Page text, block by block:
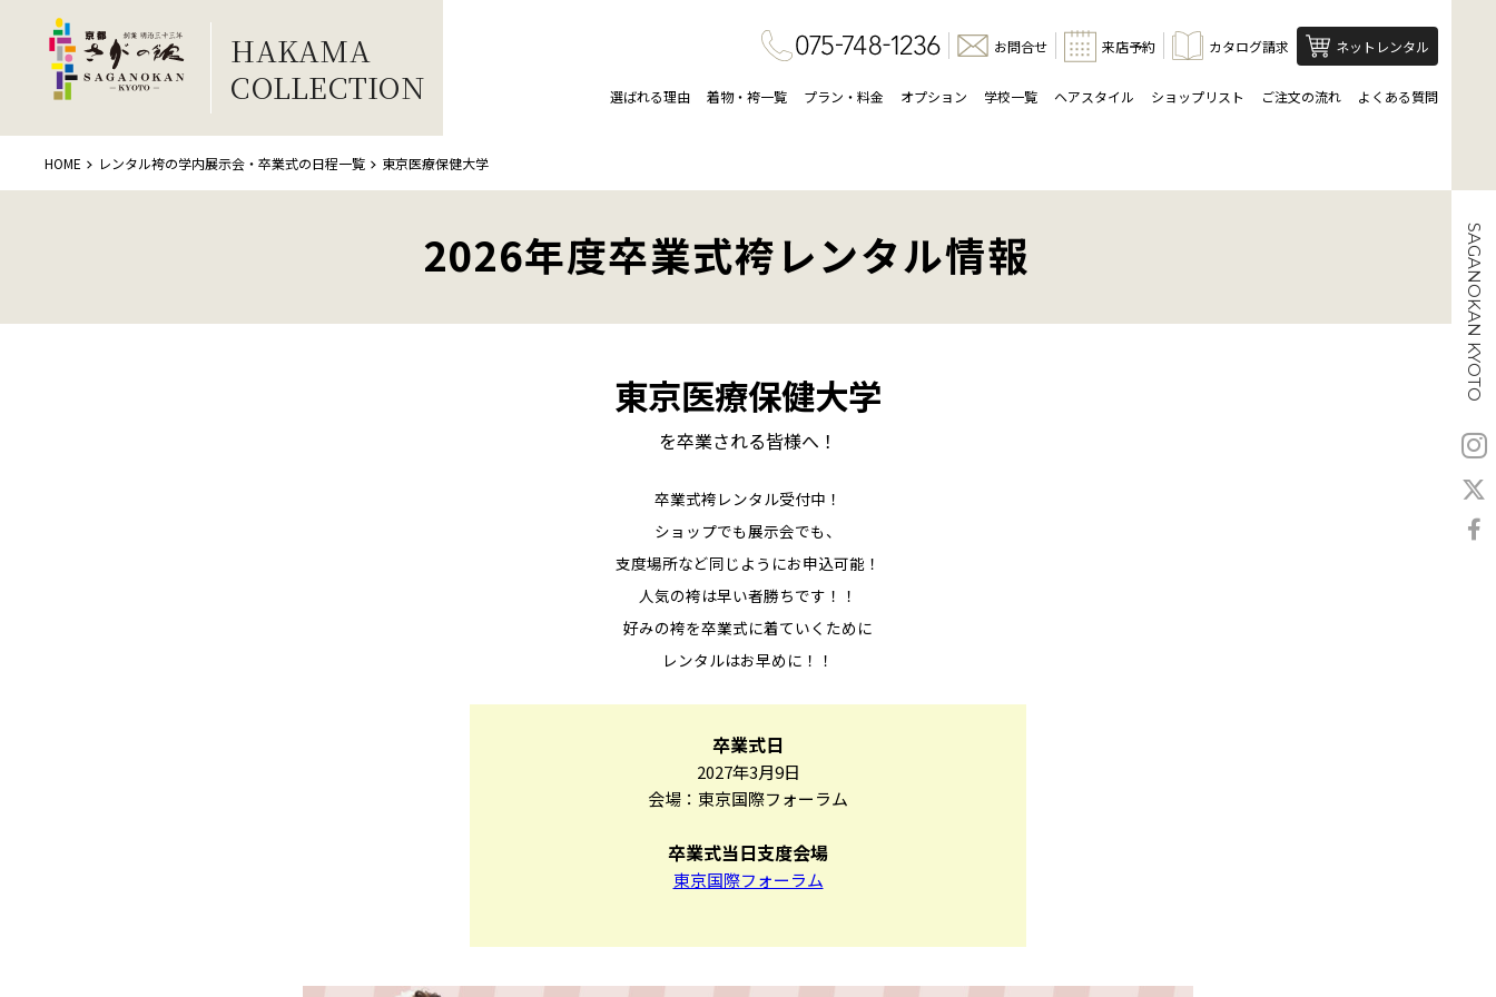
HAKAMA
COLLECTION
お問合せ 来店予約 カタログ請求 ネットレンタル
選ばれる理由 着物・袴一覧 プラン・料金 オプション 学校一覧 ヘアスタイル ショップリスト ご注文の流れ よくある質問
HOME レンタル袴の学内展示会・卒業式の日程一覧 東京医療保健大学
2026年度卒業式袴レンタル情報
東京医療保健大学
を卒業される皆様へ！
卒業式袴レンタル受付中！
ショップでも展示会でも、
支度場所など同じようにお申込可能！
人気の袴は早い者勝ちです！！
好みの袴を卒業式に着ていくために
レンタルはお早めに！！
卒業式日
2027年3月9日
会場：東京国際フォーラム
卒業式当日支度会場
東京国際フォーラム
SAGANOKAN KYOTO